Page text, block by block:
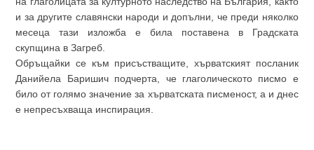
и за другите славянски народи и допълни, че преди няколко
месеца тази изложба е била поставена в Градската
скупщина в Загреб.
Обръщайки се към присъстващите, хърватският посланик
Данийела Баришич подчерта, че глаголическото писмо е
било от голямо значение за хърватската писменост, а и днес
е непресъхваща инспирация.